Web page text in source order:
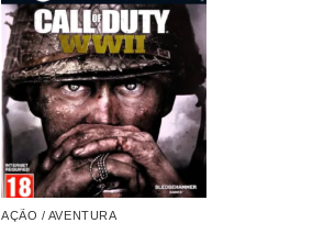
AÇÃO / AVENTURA